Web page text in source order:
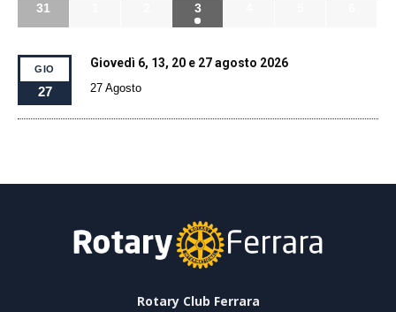
31 3
GIO
27
Giovedì 6, 13, 20 e 27 agosto 2026
27 Agosto
Rotary Club Ferrara